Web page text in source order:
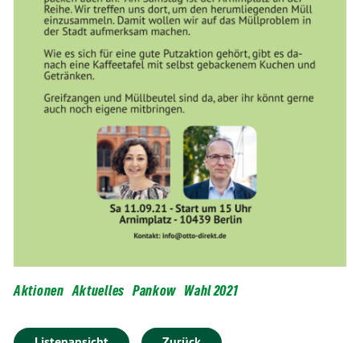
Aktionen Aktuelles Pankow Wahl 2021